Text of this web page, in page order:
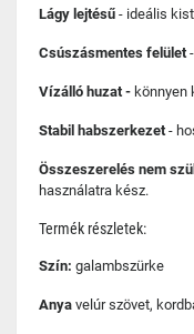
Lágy lejtésű - ideális
Csúszásmentes felület-
Vízálló huzat - könnyen
Stabil habszerkezet-
Összeszerelés nem
használatra kész.
Termék részletek:
Szín: galambszürke
Anya velúr szövet,